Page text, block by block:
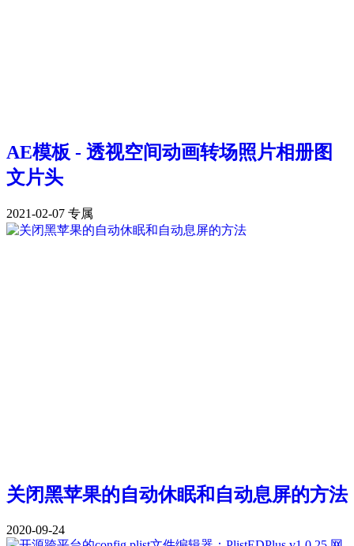
AE模板 - 透视空间动画转场照片相册图
文片头
2021-02-07 专属
关闭黑苹果的自动休眠和自动息屏的方法
2020-09-24